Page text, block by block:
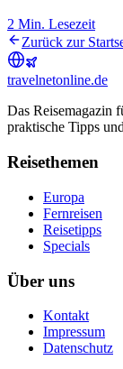
2 Min. Lesezeit
Zurück zur
travelnetonline.de
Das Reisemagazin
praktische Tipps
Reisethemen
Europa
Fernreisen
Reisetipps
Specials
Über uns
Kontakt
Impressum
Datenschutz